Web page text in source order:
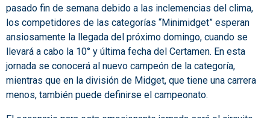
pasado fin de semana debido a las inclemencias del clima,
los competidores de las categorías “Minimidget” esperan
ansiosamente la llegada del próximo domingo, cuando se
llevará a cabo la 10° y última fecha del Certamen. En esta
jornada se conocerá al nuevo campeón de la categoría,
mientras que en la división de Midget, que tiene una carrera
menos, también puede definirse el campeonato.